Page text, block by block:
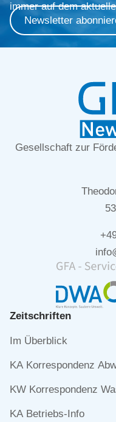
immer auf dem
Newsletter
Gesellschaft zur
Zeitschriften
Navigation
Im Überblick
KA Korrespondenz
KW Korrespondenz
KA Betriebs-Info